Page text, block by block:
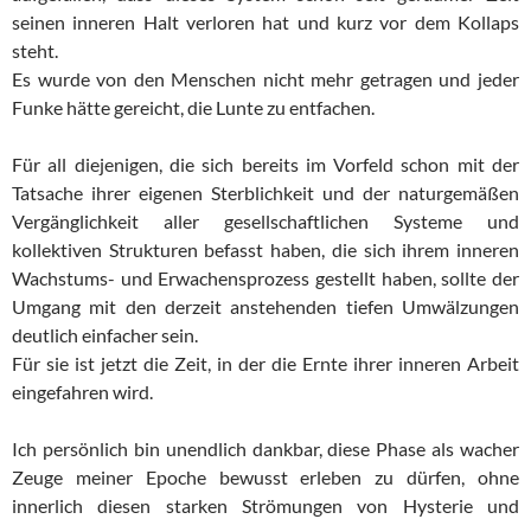
seinen inneren Halt verloren hat und kurz vor dem Kollaps
steht.
Es wurde von den Menschen nicht mehr getragen und jeder
Funke hätte gereicht, die Lunte zu entfachen.
Für all diejenigen, die sich bereits im Vorfeld schon mit der
Tatsache ihrer eigenen Sterblichkeit und der naturgemäßen
Vergänglichkeit aller gesellschaftlichen Systeme und
kollektiven Strukturen befasst haben, die sich ihrem inneren
Wachstums- und Erwachensprozess gestellt haben, sollte der
Umgang mit den derzeit anstehenden tiefen Umwälzungen
deutlich einfacher sein.
Für sie ist jetzt die Zeit, in der die Ernte ihrer inneren Arbeit
eingefahren wird.
Ich persönlich bin unendlich dankbar, diese Phase als wacher
Zeuge meiner Epoche bewusst erleben zu dürfen, ohne
innerlich diesen starken Strömungen von Hysterie und